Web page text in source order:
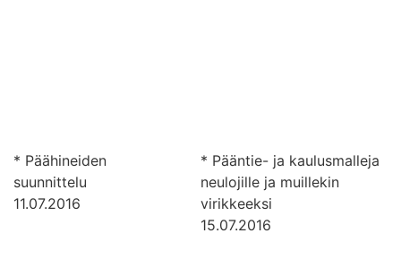
* Päähineiden
suunnittelu
11.07.2016
* Pääntie- ja kaulusmalleja
neulojille ja muillekin
virikkeeksi
15.07.2016